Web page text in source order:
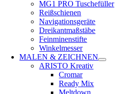
MG1 PRO Tuschefüller
Reißschienen
Navigationsgeräte
Dreikantmaßstäbe
Feinminenstifte
Winkelmesser
MALEN & ZEICHNEN
ARISTO Kreativ
Cromar
Ready Mix
Meltdown